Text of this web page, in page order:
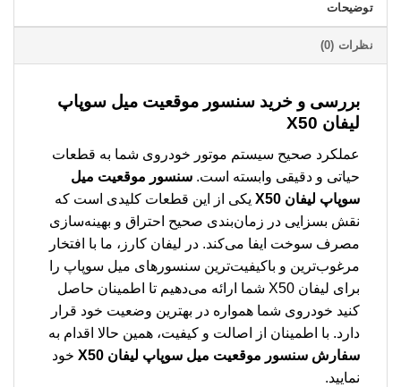
توضیحات
نظرات (0)
بررسی و خرید سنسور موقعیت میل سوپاپ
لیفان X50
عملکرد صحیح سیستم موتور خودروی شما به قطعات
حیاتی و دقیقی وابسته است. سنسور موقعیت میل
سوپاپ لیفان X50
یکی از این قطعات کلیدی است که
نقش بسزایی در زمان‌بندی صحیح احتراق و بهینه‌سازی
مصرف سوخت ایفا می‌کند. در لیفان کارز، ما با افتخار
مرغوب‌ترین و باکیفیت‌ترین سنسورهای میل سوپاپ را
برای لیفان X50 شما ارائه می‌دهیم تا اطمینان حاصل
کنید خودروی شما همواره در بهترین وضعیت خود قرار
دارد. با اطمینان از اصالت و کیفیت، همین حالا اقدام به
سفارش سنسور موقعیت میل سوپاپ لیفان X50
خود
نمایید.